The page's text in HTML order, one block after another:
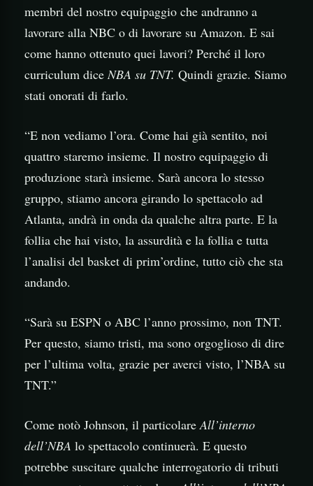
membri del nostro equipaggio che andranno a
lavorare alla NBC o di lavorare su Amazon. E sai
come hanno ottenuto quei lavori? Perché il loro
curriculum diceNBA su TNT. Quindi grazie. Siamo
stati onorati di farlo.
“E non vediamo l’ora. Come hai già sentito, noi
quattro staremo insieme. Il nostro equipaggio di
produzione starà insieme. Sarà ancora lo stesso
gruppo, stiamo ancora girando lo spettacolo ad
Atlanta, andrà in onda da qualche altra parte. E la
follia che hai visto, la assurdità e la follia e tutta
l’analisi del basket di prim’ordine, tutto ciò che sta
andando.
“Sarà su ESPN o ABC l’anno prossimo, non TNT.
Per questo, siamo tristi, ma sono orgoglioso di dire
per l’ultima volta, grazie per averci visto, l’NBA su
TNT.”
Come notò Johnson, il particolareAll’interno
dell’NBA lo spettacolo continuerà. E questo
potrebbe suscitare qualche interrogatorio di tributi